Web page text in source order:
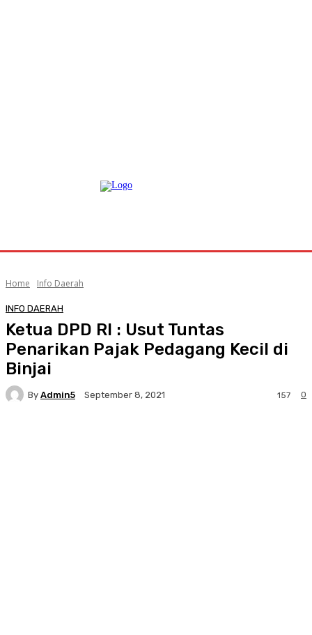
Home Info Daerah
INFO DAERAH
Ketua DPD RI : Usut Tuntas
Penarikan Pajak Pedagang Kecil di
Binjai
By Admin5 September 8, 2021 0
157